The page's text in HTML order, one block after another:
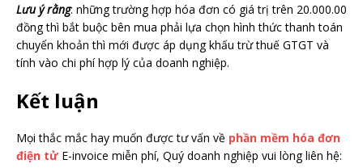
Lưu ý rằng: những trường hợp hóa đơn có giá trị trên 20.000.00
đồng thì bắt buộc bên mua phải lựa chọn hình thức thanh toán
chuyển khoản thì mới được áp dụng khấu trừ thuế GTGT và
tính vào chi phí hợp lý của doanh nghiệp.
Kết luận
Mọi thắc mắc hay muốn được tư vấn về phần mềm hóa đơn
điện tửE-invoice miễn phí, Quý doanh nghiệp vui lòng liên hệ: